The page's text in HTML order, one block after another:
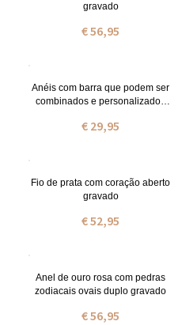
gravado
€ 56,95
Anéis com barra que podem ser
combinados e personalizados
€ 29,95
Fio de prata com coração aberto
gravado
€ 52,95
Anel de ouro rosa com pedras
zodiacais ovais duplo gravado
€ 56,95